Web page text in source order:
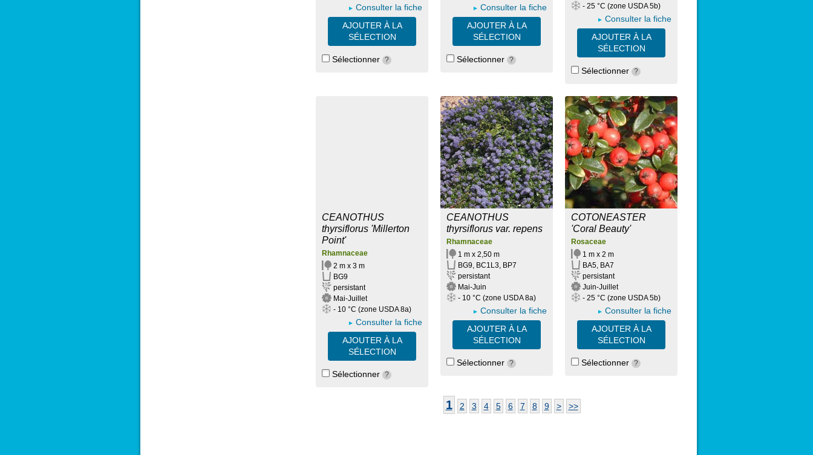
Consulter la fiche
AJOUTER À LA
SÉLECTION
Sélectionner ?
Consulter la fiche
AJOUTER À LA
SÉLECTION
Sélectionner ?
- 25 °C (zone USDA 5b)
Consulter la fiche
AJOUTER À LA
SÉLECTION
Sélectionner ?
CEANOTHUS
thyrsiflorus 'Millerton
Point'
Rhamnaceae
2 m x 3 m
BG9
persistant
Mai-Juillet
- 10 °C (zone USDA 8a)
Consulter la fiche
AJOUTER À LA
SÉLECTION
Sélectionner ?
CEANOTHUS
thyrsiflorus var. repens
Rhamnaceae
1 m x 2,50 m
BG9, BC1L3, BP7
persistant
Mai-Juin
- 10 °C (zone USDA 8a)
Consulter la fiche
AJOUTER À LA
SÉLECTION
Sélectionner ?
COTONEASTER
'Coral Beauty'
Rosaceae
1 m x 2 m
BA5, BA7
persistant
Juin-Juillet
- 25 °C (zone USDA 5b)
Consulter la fiche
AJOUTER À LA
SÉLECTION
Sélectionner ?
1 2 3 4 5 6 7 8 9 > >>